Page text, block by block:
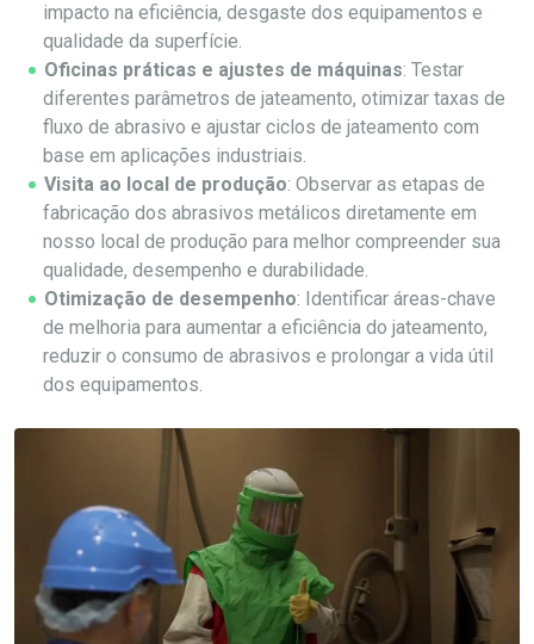
impacto na eficiência, desgaste dos equipamentos e
qualidade da superfície.
Oficinas práticas e ajustes de máquinas: Testar
diferentes parâmetros de jateamento, otimizar taxas de
fluxo de abrasivo e ajustar ciclos de jateamento com
base em aplicações industriais.
Visita ao local de produção: Observar as etapas de
fabricação dos abrasivos metálicos diretamente em
nosso local de produção para melhor compreender sua
qualidade, desempenho e durabilidade.
Otimização de desempenho: Identificar áreas-chave
de melhoria para aumentar a eficiência do jateamento,
reduzir o consumo de abrasivos e prolongar a vida útil
dos equipamentos.